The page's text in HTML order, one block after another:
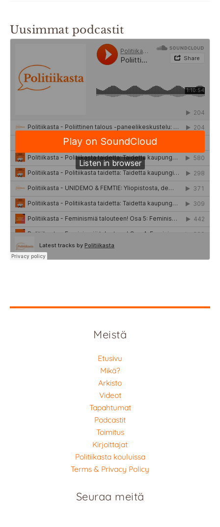
Uusimmat podcastit
Meistä
Etusivu
Mikä?
Arkisto
Videot
Tapahtumat
Podcastit
Toimitus
Kirjoittajat
Politiikasta kouluissa
Terms & Privacy Policy
Seuraa meitä